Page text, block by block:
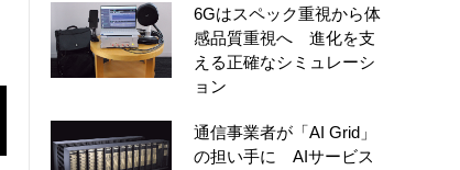
6Gはスペック重視から体
感品質重視へ 進化を支
える正確なシミュレーシ
ョン
通信事業者が「AI Grid」
の担い手に AIサービス